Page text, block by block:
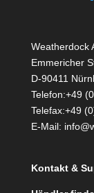
Weatherdock
Emmericher
D-90411
Telefon:+49
Telefax:+49
E-Mail:
Kontakt &